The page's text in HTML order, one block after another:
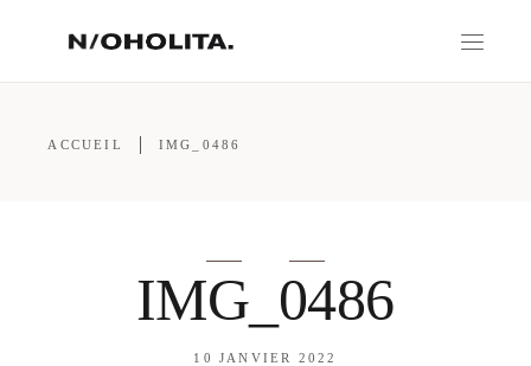
ACCUEIL IMG_0486
IMG_0486
10 JANVIER 2022